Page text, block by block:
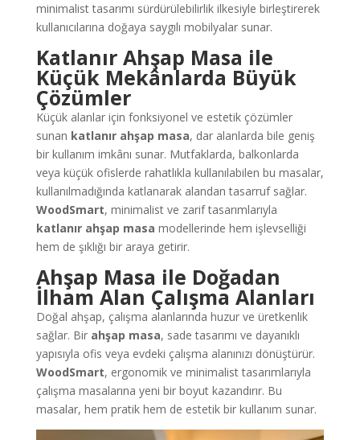
minimalist tasarımı sürdürülebilirlik ilkesiyle birleştirerek
kullanıcılarına doğaya saygılı mobilyalar sunar.
Katlanır Ahşap Masa ile
Küçük Mekânlarda Büyük
Çözümler
Küçük alanlar için fonksiyonel ve estetik çözümler
sunan katlanır ahşap masa, dar alanlarda bile geniş
bir kullanım imkânı sunar. Mutfaklarda, balkonlarda
veya küçük ofislerde rahatlıkla kullanılabilen bu masalar,
kullanılmadığında katlanarak alandan tasarruf sağlar.
WoodSmart, minimalist ve zarif tasarımlarıyla
katlanır ahşap masa modellerinde hem işlevselliği
hem de şıklığı bir araya getirir.
Ahşap Masa ile Doğadan
İlham Alan Çalışma Alanları
Doğal ahşap, çalışma alanlarında huzur ve üretkenlik
sağlar. Bir ahşap masa, sade tasarımı ve dayanıklı
yapısıyla ofis veya evdeki çalışma alanınızı dönüştürür.
WoodSmart, ergonomik ve minimalist tasarımlarıyla
çalışma masalarına yeni bir boyut kazandırır. Bu
masalar, hem pratik hem de estetik bir kullanım sunar.